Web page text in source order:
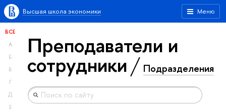
Меню
Высшая школа экономики
ВСЕ
А
Б
В
Г
Д
Е
Преподаватели и
сотрудники Подразделения